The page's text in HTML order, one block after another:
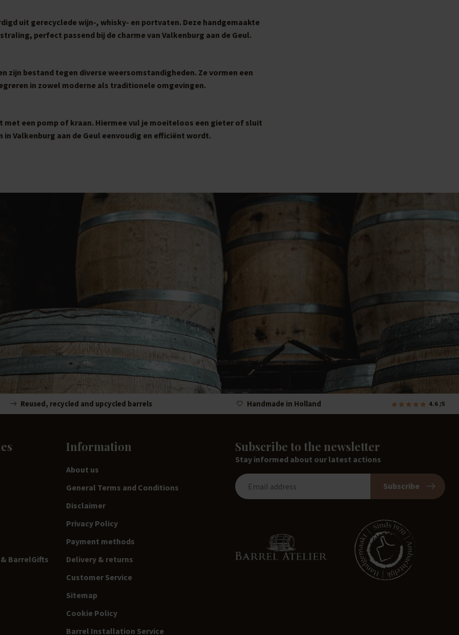
uit gerecyclede wijn-, whisky- en portvaten. Deze handgemaakte
perfect passend bij de charme van Valkenburg aan de Geul.
bestand tegen diverse weersomstandigheden. Ze vormen een
in zowel moderne als traditionele omgevingen.
een pomp of kraan. Hiermee vul je moeiteloos een gieter of sluit
Valkenburg aan de Geul eenvoudig en efficiënt wordt.
Reused, recycled and upcycled barrels Handmade in Holland 4.6 /5
BarrelGifts
Information
About us
General Terms and Conditions
Disclaimer
Privacy Policy
Payment methods
Delivery & returns
Customer Service
Sitemap
Cookie Policy
Barrel Installation Service
Subscribe to the newsletter
Stay informed about our latest actions
Subscribe